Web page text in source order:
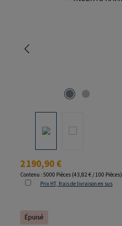
Prix régulier :
2 190,90 €
Contenu : 5000 Pièces (43,82 € / 100 Pièces)
Prix HT, frais de livraison en sus
Épuisé